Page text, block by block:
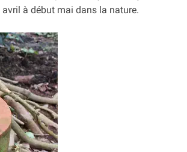
à début mai dans la nature.